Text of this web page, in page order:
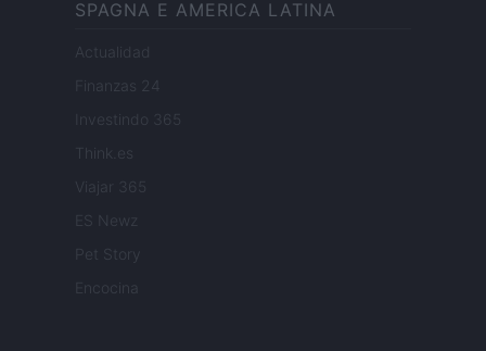
SPAGNA E AMERICA LATINA
Actualidad
Finanzas 24
Investindo 365
Think.es
Viajar 365
ES Newz
Pet Story
Encocina